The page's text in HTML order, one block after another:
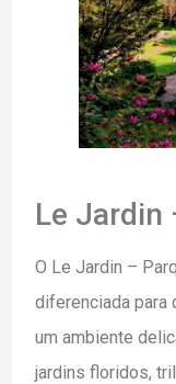
Le Jardin
O Le Jardin –
diferenciada para
um ambiente
jardins floridos,